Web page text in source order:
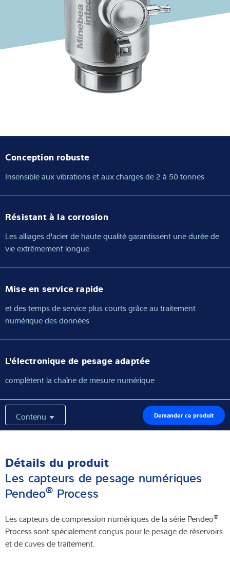
Recherche de produits
Conception robuste
Insensible aux vibrations et aux charges de 2 à 50 tonnes
Résistant à la corrosion
Les alliages d'acier de haute qualité garantissent une durée de
vie extrêmement longue.
Mise en service rapide
et des temps de service plus courts grâce au traitement
numérique des données
L'électronique de pesage adaptée
complètent la chaîne de mesure numérique
Contenu Demander ce produit
Détails du produit
Les capteurs de pesage numériques
Pendeo® Process
Les capteurs de compression numériques de la série Pendeo®
Process sont spécialement conçus pour le pesage de réservoirs
et de cuves de traitement.